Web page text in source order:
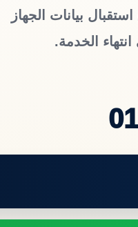
بيانات الجهاز
الخدمة.